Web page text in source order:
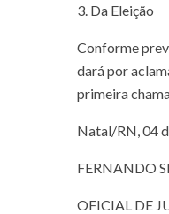
3. Da Eleição
Conforme
dará por
primeira
Natal/RN, 04
FERNANDO
OFICIAL DE